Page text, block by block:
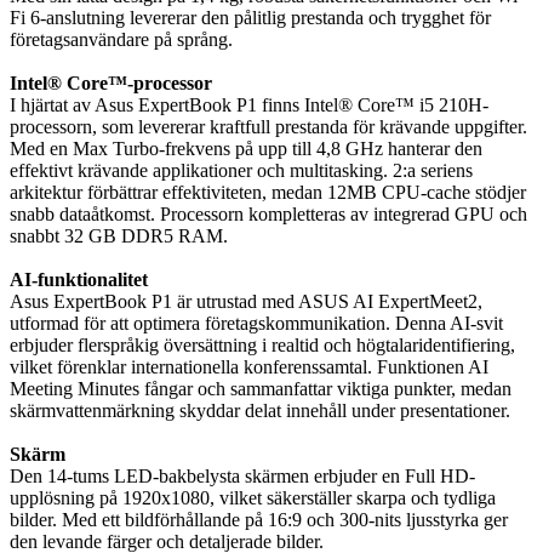
Fi 6-anslutning levererar den pålitlig prestanda och trygghet för
företagsanvändare på språng.
Intel® Core™-processor
I hjärtat av Asus ExpertBook P1 finns Intel® Core™ i5 210H-
processorn, som levererar kraftfull prestanda för krävande uppgifter.
Med en Max Turbo-frekvens på upp till 4,8 GHz hanterar den
effektivt krävande applikationer och multitasking. 2:a seriens
arkitektur förbättrar effektiviteten, medan 12MB CPU-cache stödjer
snabb dataåtkomst. Processorn kompletteras av integrerad GPU och
snabbt 32 GB DDR5 RAM.
AI-funktionalitet
Asus ExpertBook P1 är utrustad med ASUS AI ExpertMeet2,
utformad för att optimera företagskommunikation. Denna AI-svit
erbjuder flerspråkig översättning i realtid och högtalaridentifiering,
vilket förenklar internationella konferenssamtal. Funktionen AI
Meeting Minutes fångar och sammanfattar viktiga punkter, medan
skärmvattenmärkning skyddar delat innehåll under presentationer.
Skärm
Den 14-tums LED-bakbelysta skärmen erbjuder en Full HD-
upplösning på 1920x1080, vilket säkerställer skarpa och tydliga
bilder. Med ett bildförhållande på 16:9 och 300-nits ljusstyrka ger
den levande färger och detaljerade bilder.